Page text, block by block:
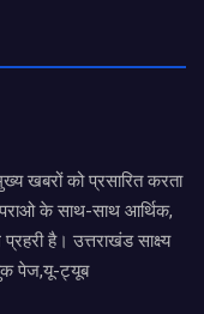
खबरों को प्रसारित करता
के साथ-साथ आर्थिक,
है। उत्तराखंड साक्ष्य
पेज,यू-ट्यूब